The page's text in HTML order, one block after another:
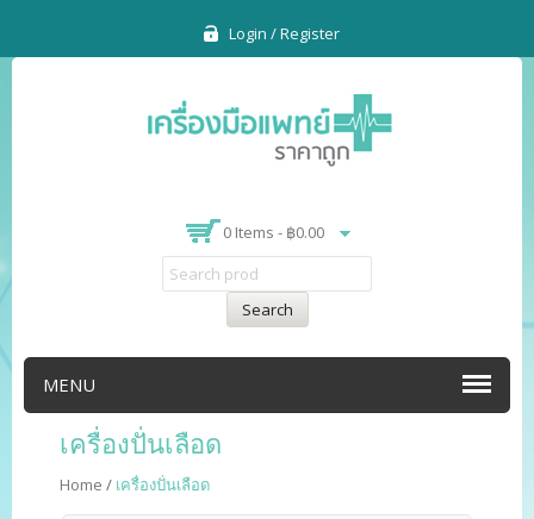
Login / Register
0 Items - ฿0.00
Search
MENU
เครื่องปั่นเลือด
Home / เครื่องปั่นเลือด